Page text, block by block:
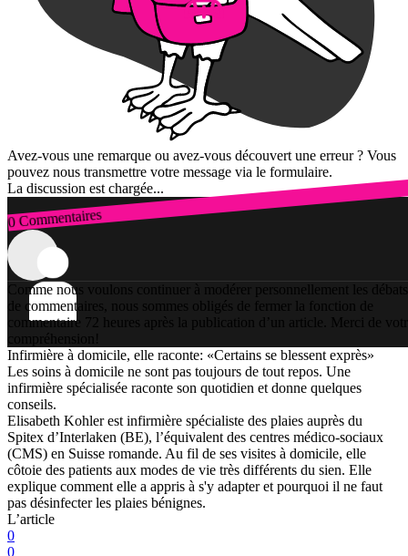
Avez-vous une remarque ou avez-vous découvert une erreur ? Vous
pouvez nous transmettre votre message via le formulaire.
La discussion est chargée...
0 Commentaires
Connexion
Comme nous voulons continuer à modérer personnellement les débats
de commentaires, nous sommes obligés de fermer la fonction de
commentaire 72 heures après la publication d’un article. Merci de
compréhension!
Infirmière à domicile, elle raconte: «Certains se blessent exprès»
Les soins à domicile ne sont pas toujours de tout repos. Une
infirmière spécialisée raconte son quotidien et donne quelques
conseils.
Elisabeth Kohler est infirmière spécialiste des plaies auprès du
Spitex d’Interlaken (BE), l’équivalent des centres médico-sociaux
(CMS) en Suisse romande. Au fil de ses visites à domicile, elle
côtoie des patients aux modes de vie très différents du sien. Elle
explique comment elle a appris à s'y adapter et pourquoi il ne faut
pas désinfecter les plaies bénignes.
L’article
0
0